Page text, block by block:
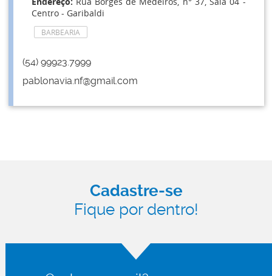
Centro - Garibaldi
BARBEARIA
(54) 99923.7999
pablonavia.nf@gmail.com
Cadastre-se
Fique por dentro!